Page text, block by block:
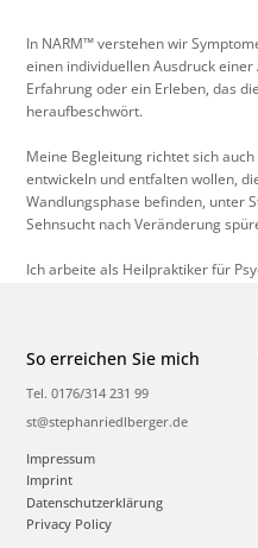
In NARM™ verstehen wir
einen individuellen Ausdruck
Erfahrung oder ein Erleben, das
heraufbeschwört.
Meine Begleitung richtet sich
entwickeln und entfalten wollen,
Wandlungsphase befinden, unter
Sehnsucht nach Veränderung
Ich arbeite als Heilpraktiker für
So erreichen Sie mich
Tel. 0176/314 231 99
st@stephanriedlberger.de
Impressum
Imprint
Datenschutzerklärung
Privacy Policy